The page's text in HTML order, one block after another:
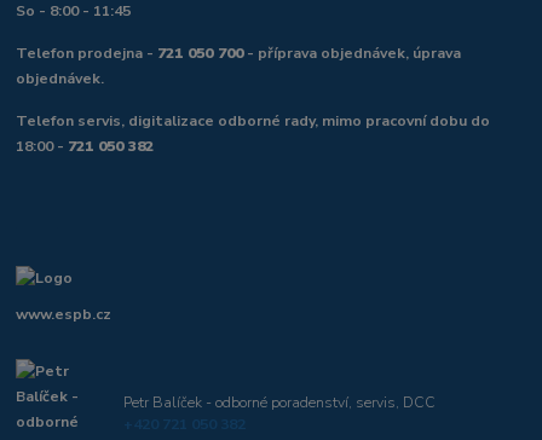
So - 8:00 - 11:45
Telefon prodejna - 721 050 700- příprava objednávek, úprava
objednávek.
Telefon servis, digitalizace odborné rady, mimo pracovní dobu do
18:00 - 721 050 382
www.espb.cz
Petr Balíček - odborné poradenství, servis, DCC
+420 721 050 382